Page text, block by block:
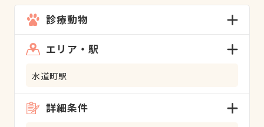
診療動物
エリア・駅
水道町駅
詳細条件